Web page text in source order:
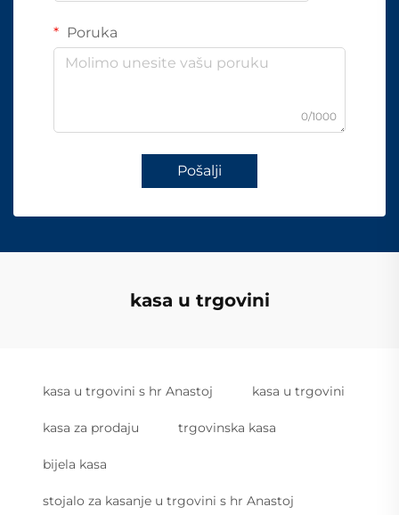
Poruka
0/1000
Pošalji
kasa u trgovini
kasa u trgovini s hr Anastoj kasa u trgovini
kasa za prodaju trgovinska kasa
bijela kasa
stojalo za kasanje u trgovini s hr Anastoj